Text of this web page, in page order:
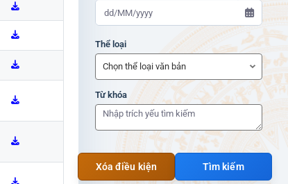
ADMIN-HOME
Thể loại
ADMIN-HOME
Từ khóa
Xóa điều kiện Tìm kiếm